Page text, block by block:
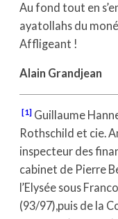
Au fond tout en
ayatollahs du
Affligeant !
Alain Grandjean
[1] Guillaume
Rothschild et cie.
inspecteur des
cabinet de Pierre
l’Elysée sous
(93/97),puis de la